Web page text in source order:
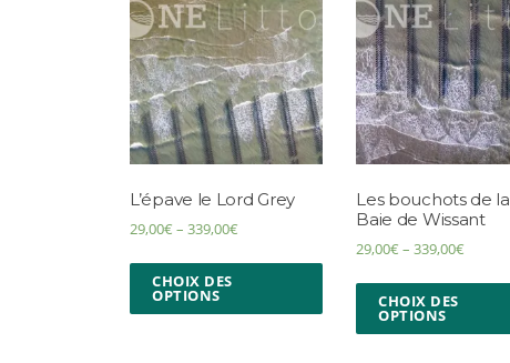
L’épave le Lord Grey
29,00€ – 339,00€
CHOIX DES
OPTIONS
Les bouchots de la
Baie de Wissant
29,00€ –339,00€
CHOIX DES
OPTIONS